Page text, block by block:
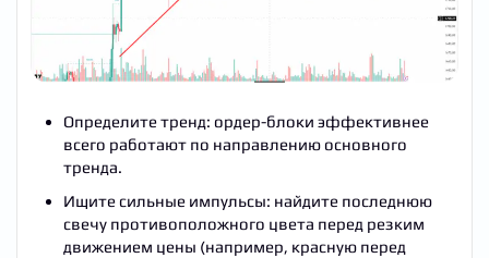
Определите тренд: ордер-блоки эффективнее
всего работают по направлению основного
тренда.
Ищите сильные импульсы: найдите последнюю
свечу противоположного цвета перед резким
движением цены (например, красную перед